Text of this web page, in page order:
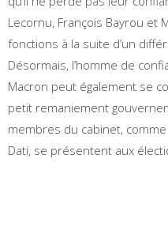
Lecornu, François Bayrou et
fonctions à la suite d’un
Désormais, l’homme de
Macron peut également se
petit remaniement
membres du cabinet,
Dati, se présentent aux